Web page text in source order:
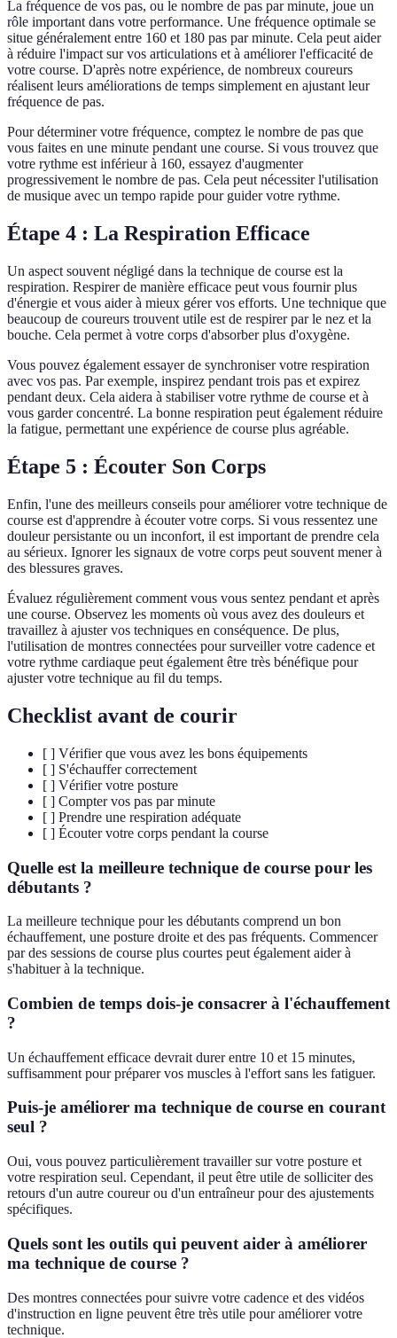
La fréquence de vos pas, ou le nombre de pas par minute, joue un
rôle important dans votre performance. Une fréquence optimale se
situe généralement entre 160 et 180 pas par minute. Cela peut aider
à réduire l'impact sur vos articulations et à améliorer l'efficacité de
votre course. D'après notre expérience, de nombreux coureurs
réalisent leurs améliorations de temps simplement en ajustant leur
fréquence de pas.
Pour déterminer votre fréquence, comptez le nombre de pas que
vous faites en une minute pendant une course. Si vous trouvez que
votre rythme est inférieur à 160, essayez d'augmenter
progressivement le nombre de pas. Cela peut nécessiter l'utilisation
de musique avec un tempo rapide pour guider votre rythme.
Étape 4 : La Respiration Efficace
Un aspect souvent négligé dans la technique de course est la
respiration. Respirer de manière efficace peut vous fournir plus
d'énergie et vous aider à mieux gérer vos efforts. Une technique que
beaucoup de coureurs trouvent utile est de respirer par le nez et la
bouche. Cela permet à votre corps d'absorber plus d'oxygène.
Vous pouvez également essayer de synchroniser votre respiration
avec vos pas. Par exemple, inspirez pendant trois pas et expirez
pendant deux. Cela aidera à stabiliser votre rythme de course et à
vous garder concentré. La bonne respiration peut également réduire
la fatigue, permettant une expérience de course plus agréable.
Étape 5 : Écouter Son Corps
Enfin, l'une des meilleurs conseils pour améliorer votre technique de
course est d'apprendre à écouter votre corps. Si vous ressentez une
douleur persistante ou un inconfort, il est important de prendre cela
au sérieux. Ignorer les signaux de votre corps peut souvent mener à
des blessures graves.
Évaluez régulièrement comment vous vous sentez pendant et après
une course. Observez les moments où vous avez des douleurs et
travaillez à ajuster vos techniques en conséquence. De plus,
l'utilisation de montres connectées pour surveiller votre cadence et
votre rythme cardiaque peut également être très bénéfique pour
ajuster votre technique au fil du temps.
Checklist avant de courir
[ ] Vérifier que vous avez les bons équipements
[ ] S'échauffer correctement
[ ] Vérifier votre posture
[ ] Compter vos pas par minute
[ ] Prendre une respiration adéquate
[ ] Écouter votre corps pendant la course
Quelle est la meilleure technique de course pour les
débutants ?
La meilleure technique pour les débutants comprend un bon
échauffement, une posture droite et des pas fréquents. Commencer
par des sessions de course plus courtes peut également aider à
s'habituer à la technique.
Combien de temps dois-je consacrer à l'échauffement
?
Un échauffement efficace devrait durer entre 10 et 15 minutes,
suffisamment pour préparer vos muscles à l'effort sans les fatiguer.
Puis-je améliorer ma technique de course en courant
seul ?
Oui, vous pouvez particulièrement travailler sur votre posture et
votre respiration seul. Cependant, il peut être utile de solliciter des
retours d'un autre coureur ou d'un entraîneur pour des ajustements
spécifiques.
Quels sont les outils qui peuvent aider à améliorer
ma technique de course ?
Des montres connectées pour suivre votre cadence et des vidéos
d'instruction en ligne peuvent être très utile pour améliorer votre
technique.